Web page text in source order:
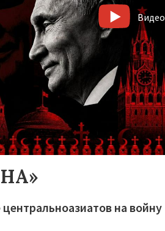
Видео
на войну